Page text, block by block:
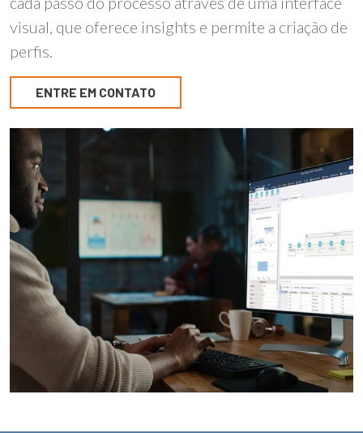
visual, que oferece insights e permite a criação de
perfis.
ENTRE EM CONTATO